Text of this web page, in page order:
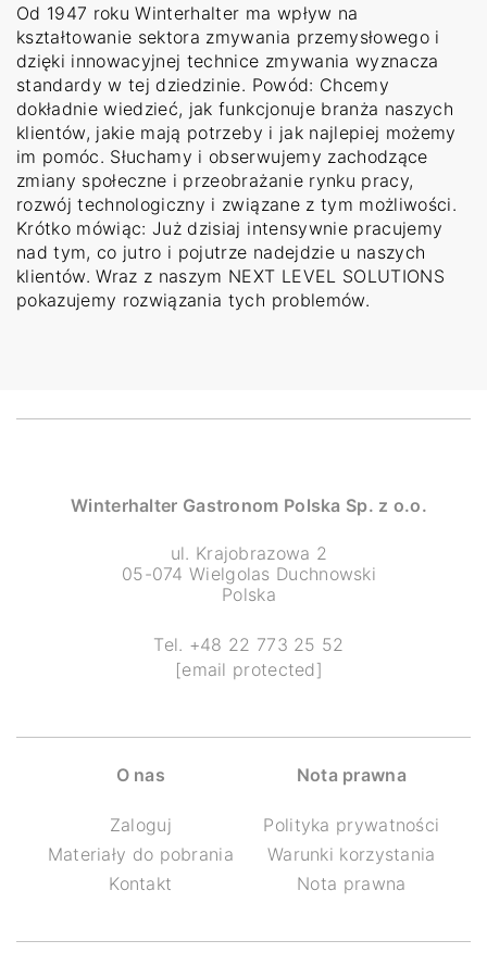
Od 1947 roku Winterhalter ma wpływ na
kształtowanie sektora zmywania przemysłowego i
dzięki innowacyjnej technice zmywania wyznacza
standardy w tej dziedzinie. Powód: Chcemy
dokładnie wiedzieć, jak funkcjonuje branża naszych
klientów, jakie mają potrzeby i jak najlepiej możemy
im pomóc. Słuchamy i obserwujemy zachodzące
zmiany społeczne i przeobrażanie rynku pracy,
rozwój technologiczny i związane z tym możliwości.
Krótko mówiąc: Już dzisiaj intensywnie pracujemy
nad tym, co jutro i pojutrze nadejdzie u naszych
klientów. Wraz z naszym NEXT LEVEL SOLUTIONS
pokazujemy rozwiązania tych problemów.
Winterhalter Gastronom Polska Sp. z o.o.
ul. Krajobrazowa 2
05-074 Wielgolas Duchnowski
Polska
Tel. +48 22 773 25 52
[email protected]
O nas
Zaloguj
Materiały do pobrania
Kontakt
Nota prawna
Polityka prywatności
Warunki korzystania
Nota prawna